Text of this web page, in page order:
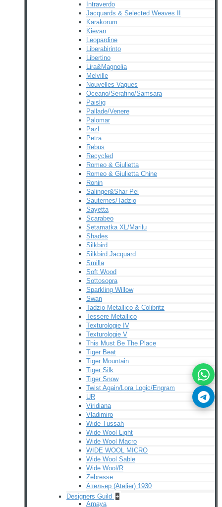
Intraverdo
Jacquards & Selected Weaves II
Karakorum
Kievan
Leopardine
Liberabirinto
Libertino
Lira&Magnolia
Melville
Nouvelles Vagues
Oceano/Serafino/Samsara
Paislig
Pallade/Venere
Palomar
Pazl
Petra
Rebus
Recycled
Romeo & Giulietta
Romeo & Giulietta Chine
Ronin
Salinger&Shar Pei
Sauternes/Tadzio
Sayetta
Scarabeo
Setamatka XL/Marilu
Shades
Silkbird
Silkbird Jacquard
Smilla
Soft Wood
Sottosopra
Sparkling Willow
Swan
Tadzio Metallico & Colibritz
Tessere Metallico
Texturologie IV
Texturologie V
This Must Be The Place
Tiger Beat
Tiger Mountain
Tiger Silk
Tiger Snow
Twist Again/Lora Logic/Engram
UR
Viridiana
Vladimiro
Wide Tussah
Wide Wool Light
Wide Wool Macro
WIDE WOOL MICRO
Wide Wool Sable
Wide Wool/R
Zebresse
Ательер (Atelier) 1930
Designers Guild +
Amaya